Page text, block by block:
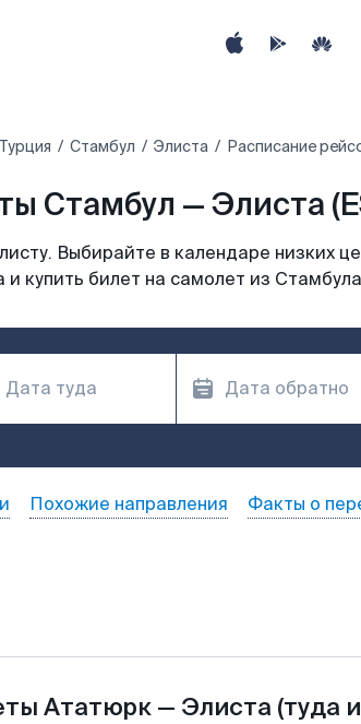
Турция Стамбул Элиста Расписание
Стамбул — Элиста
Выбирайте в календаре низких
купить билет на самолет из
Похожие направления Факты о
Ататюрк— Элиста (туда